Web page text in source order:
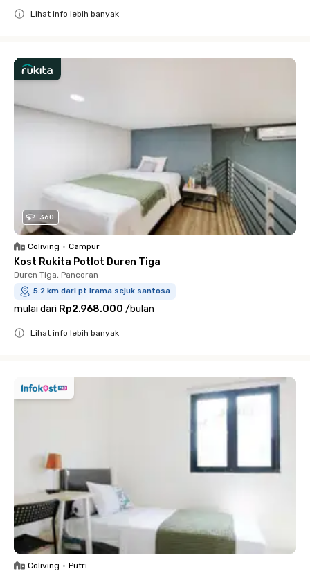
Lihat info lebih banyak
360
Coliving • Campur
Kost Rukita Potlot Duren Tiga
Duren Tiga, Pancoran
5.2 km dari pt irama sejuk santosa
mulai dari Rp2.968.000 /bulan
Lihat info lebih banyak
Coliving • Putri